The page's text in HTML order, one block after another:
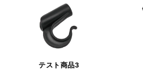
テスト商品3